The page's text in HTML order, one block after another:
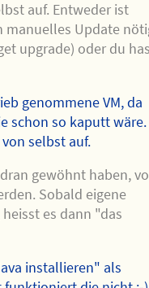
auf. Entweder ist
manuelles Update
upgrade) oder du
genommene VM, da
schon so kaputt wäre.
selbst auf.
gewöhnt haben,
Sobald eigene
es dann "das
installieren" als